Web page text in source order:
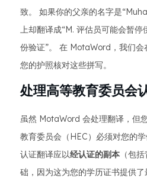
致。 如果你的父亲的名字是
上却翻译成“M. 评估员可能会暂停
份验证”。 在 MotaWord，我们
您的护照核对这些拼写。
处理高等教育委员会
虽然 MotaWord 会处理翻译，但
教育委员会（HEC）必须对您的
认证翻译应以经认证的副本 （包
础，因为这为您的学历证书提供了